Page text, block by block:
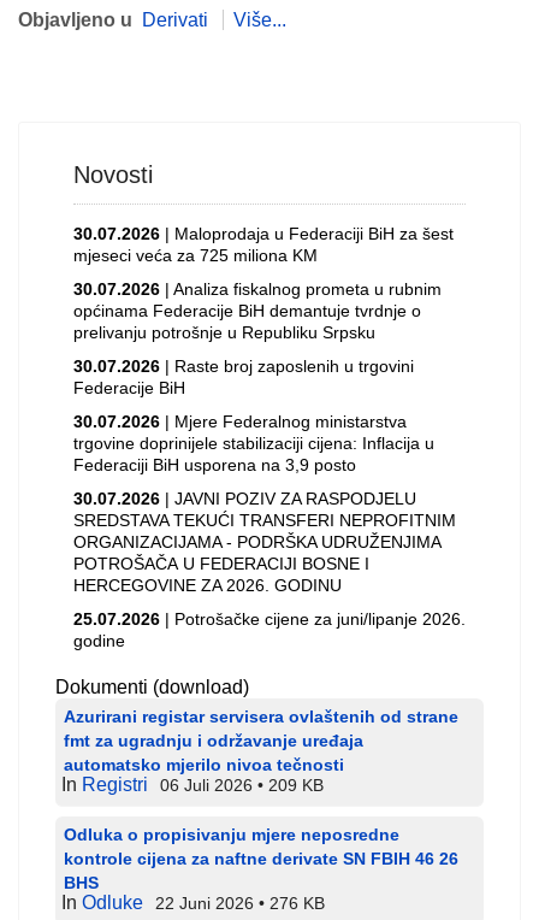
Objavljeno u Derivati Više...
Novosti
30.07.2026 | Maloprodaja u Federaciji BiH za šest
mjeseci veća za 725 miliona KM
30.07.2026 | Analiza fiskalnog prometa u rubnim
općinama Federacije BiH demantuje tvrdnje o
prelivanju potrošnje u Republiku Srpsku
30.07.2026 | Raste broj zaposlenih u trgovini
Federacije BiH
30.07.2026 | Mjere Federalnog ministarstva
trgovine doprinijele stabilizaciji cijena: Inflacija u
Federaciji BiH usporena na 3,9 posto
30.07.2026 | JAVNI POZIV ZA RASPODJELU
SREDSTAVA TEKUĆI TRANSFERI NEPROFITNIM
ORGANIZACIJAMA - PODRŠKA UDRUŽENJIMA
POTROŠAČA U FEDERACIJI BOSNE I
HERCEGOVINE ZA 2026. GODINU
25.07.2026 | Potrošačke cijene za juni/lipanje 2026.
godine
Dokumenti (download)
Azurirani registar servisera ovlaštenih od strane
fmt za ugradnju i održavanje uređaja
automatsko mjerilo nivoa tečnosti
In Registri 06 Juli 2026 209 KB
Odluka o propisivanju mjere neposredne
kontrole cijena za naftne derivate SN FBIH 46 26
BHS
In Odluke 22 Juni 2026 276 KB